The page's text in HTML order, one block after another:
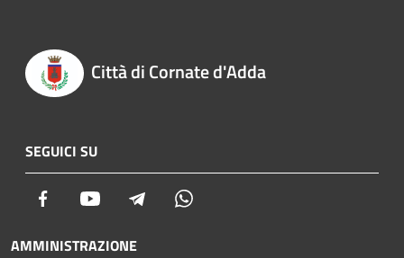
Città di Cornate d'Adda
SEGUICI SU
Facebook Youtube Telegram
AMMINISTRAZIONE